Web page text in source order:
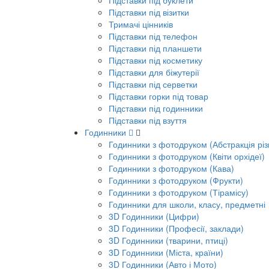
Підставки під візитки
Тримачі цінників
Підставки під телефон
Підставки під планшети
Підставки під косметику
Підставки для біжутерії
Підставки під серветки
Підставки горки під товар
Підставки під годинники
Підставки під взуття
Годинники
Годинники з фотодруком (Абстракція
Годинники з фотодруком (Квіти орхідеї)
Годинники з фотодруком (Кава)
Годинники з фотодруком (Фрукти)
Годинники з фотодруком (Тірамісу)
Годинники для школи, класу, предметні
3D Годинники (Цифри)
3D Годинники (Професії, заклади)
3D Годинники (тварини, птиці)
3D Годинники (Міста, країни)
3D Годинники (Авто і Мото)